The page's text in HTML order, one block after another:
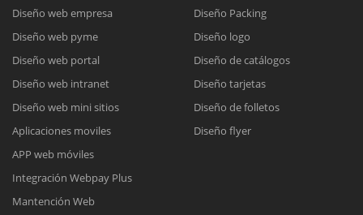
Diseño web empresa
Diseño web pyme
Diseño web portal
Diseño web intranet
Diseño web mini sitios
Aplicaciones moviles
APP web móviles
Integración Webpay Plus
Mantención Web
Diseño Packing
Diseño logo
Diseño de catálogos
Diseño tarjetas
Diseño de folletos
Diseño flyer